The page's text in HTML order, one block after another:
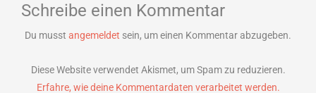
Schreibe einen Kommentar
Du musst angemeldet sein, um einen Kommentar abzugeben.
Diese Website verwendet Akismet, um Spam zu reduzieren.
Erfahre, wie deine Kommentardaten verarbeitet werden.